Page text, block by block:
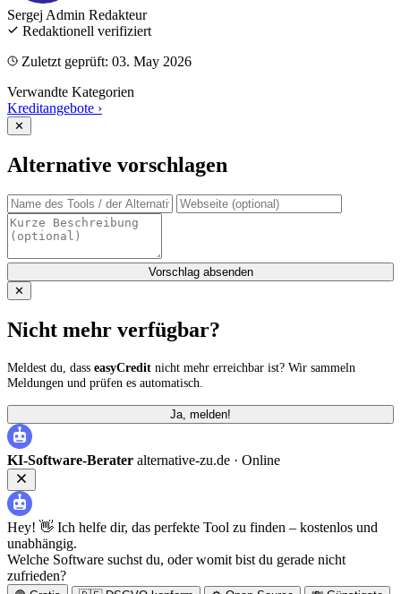
Sergej Admin Redakteur
Redaktionell verifiziert
Zuletzt geprüft: 03. May 2026
Verwandte Kategorien
Kreditangebote ›
✕
Alternative vorschlagen
Vorschlag absenden
✕
Nicht mehr verfügbar?
Meldest du, dass easyCredit nicht mehr erreichbar ist? Wir sammeln
Meldungen und prüfen es automatisch.
Ja, melden!
KI-Software-Berater alternative-zu.de · Online
Hey! 👋 Ich helfe dir, das perfekte Tool zu finden – kostenlos und
unabhängig.
Welche Software suchst du, oder womit bist du gerade nicht
zufrieden?